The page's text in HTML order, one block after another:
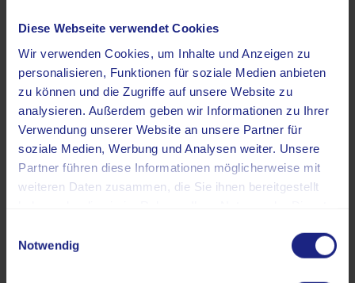
Diese Webseite verwendet Cookies
Wir verwenden Cookies, um Inhalte und Anzeigen zu
personalisieren, Funktionen für soziale Medien anbieten
zu können und die Zugriffe auf unsere Website zu
analysieren. Außerdem geben wir Informationen zu Ihrer
Verwendung unserer Website an unsere Partner für
soziale Medien, Werbung und Analysen weiter. Unsere
Partner führen diese Informationen möglicherweise mit
weiteren Daten zusammen, die Sie ihnen bereitgestellt
Notwendig
den Kürzeren zieht: Bei der Entnahme von Gewebeproben.
Eine Biopsie ist mit der Kolonographie nicht möglich.
Zudem ist die Methode für einige klinische Bilder
ungeeignet. Dazu gehören:
die familiäre adenomatöse Polyposis (FAP)
eine Diagnose unklarer Bauchschmerzen
die Untersuchung der Entzündungsaktivität bei
chronisch-entzündlichen Darmerkrankungen
auf die Kolonographie mit einer geringeren